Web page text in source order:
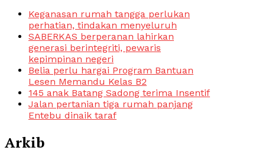
Keganasan rumah tangga perlukan
perhatian, tindakan menyeluruh
SABERKAS berperanan lahirkan
generasi berintegriti, pewaris
kepimpinan negeri
Belia perlu hargai Program Bantuan
Lesen Memandu Kelas B2
145 anak Batang Sadong terima Insentif
Jalan pertanian tiga rumah panjang
Entebu dinaik taraf
Arkib